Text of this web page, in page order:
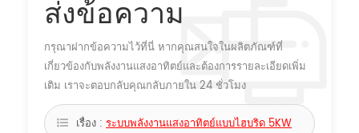
ส่งข้อความ
กรุณาฝากข้อความไว้ที่นี่ หากคุณสนใจในผลิตภัณฑ์ที่
เกี่ยวข้องกับพลังงานแสงอาทิตย์และต้องการรายละเอียดเพิ่ม
เติม เราจะตอบกลับคุณกลับภายใน 24 ชั่วโมง
เรื่อง : ระบบพลังงานแสงอาทิตย์แบบไฮบริด 5KW